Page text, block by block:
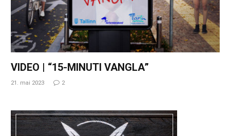
VIDEO | “15-MINUTI VANGLA”
21. mai 2023 2